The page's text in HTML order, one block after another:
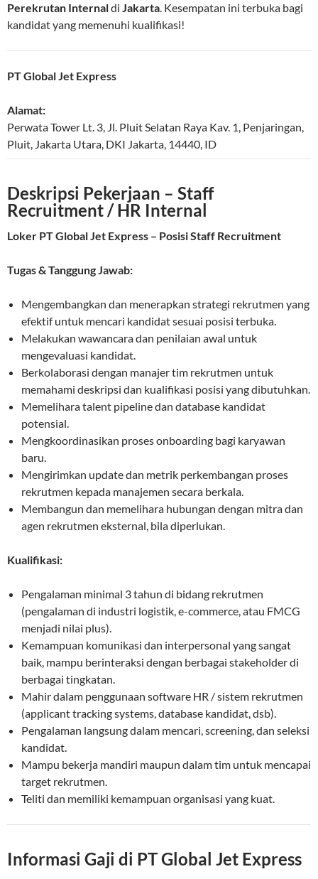
Perekrutan Internaldi Jakarta. Kesempatan ini terbuka bagi
kandidat yang memenuhi kualifikasi!
PT Global Jet Express
Alamat:
Perwata Tower Lt. 3, Jl. Pluit Selatan Raya Kav. 1, Penjaringan,
Pluit, Jakarta Utara, DKI Jakarta, 14440, ID
Deskripsi Pekerjaan – Staff
Recruitment / HR Internal
Loker PT Global Jet Express – Posisi Staff Recruitment
Tugas & Tanggung Jawab:
Mengembangkan dan menerapkan strategi rekrutmen yang
efektif untuk mencari kandidat sesuai posisi terbuka.
Melakukan wawancara dan penilaian awal untuk
mengevaluasi kandidat.
Berkolaborasi dengan manajer tim rekrutmen untuk
memahami deskripsi dan kualifikasi posisi yang dibutuhkan.
Memelihara talent pipeline dan database kandidat
potensial.
Mengkoordinasikan proses onboarding bagi karyawan
baru.
Mengirimkan update dan metrik perkembangan proses
rekrutmen kepada manajemen secara berkala.
Membangun dan memelihara hubungan dengan mitra dan
agen rekrutmen eksternal, bila diperlukan.
Kualifikasi:
Pengalaman minimal 3 tahun di bidang rekrutmen
(pengalaman di industri logistik, e-commerce, atau FMCG
menjadi nilai plus).
Kemampuan komunikasi dan interpersonal yang sangat
baik, mampu berinteraksi dengan berbagai stakeholder di
berbagai tingkatan.
Mahir dalam penggunaan software HR / sistem rekrutmen
(applicant tracking systems, database kandidat, dsb).
Pengalaman langsung dalam mencari, screening, dan seleksi
kandidat.
Mampu bekerja mandiri maupun dalam tim untuk mencapai
target rekrutmen.
Teliti dan memiliki kemampuan organisasi yang kuat.
Informasi Gaji di PT Global Jet Express